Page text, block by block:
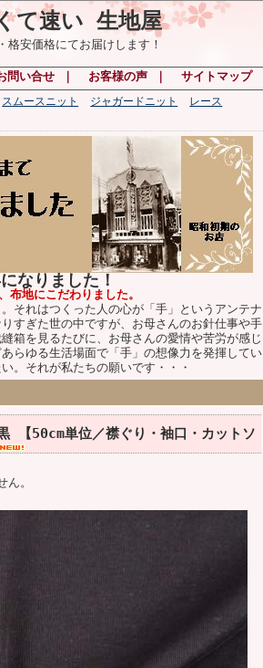
て速い 生地屋
安価格にてお届けします！
問い合せ お客様の声 サイトマップ
スムースニット ジャガードニット
レース
なりました！
布地にこだわりました。
それはつくった人の心が「手」というアンテナ
すぎた世の中ですが、お母さんのお針仕事や手
箱を見るたびに、お母さんの愛情や苦労が感じ
らゆる生活場面で「手」の想像力を発揮してい
。それが私たちの願いです・・・
【50cm単位／襟ぐり・袖口・カットソ
。